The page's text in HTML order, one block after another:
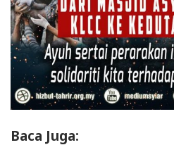
Baca Juga: